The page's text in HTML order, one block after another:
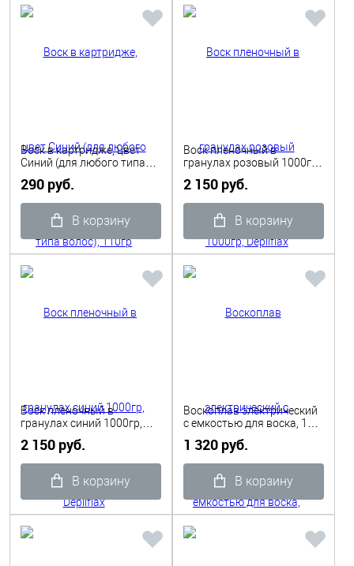
Воск в картридже, цвет
Синий (для любого типа
290 руб.
В корзину
Воск пленочный в
гранулах розовый 1000гр,
2 150 руб.
В корзину
Воск пленочный в
гранулах синий 1000гр,
2 150 руб.
В корзину
Воскоплав электрический
с емкостью для воска, 100
1 320 руб.
В корзину